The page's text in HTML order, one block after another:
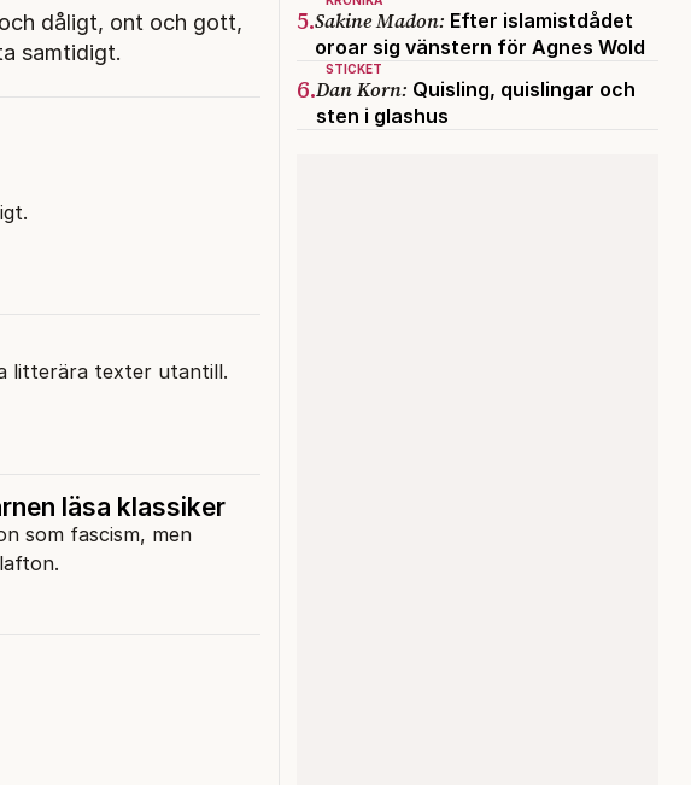
dåligt, ont och gott,
samtidigt.
litterära texter utantill.
läsa klassiker
som fascism, men
5.Sakine Madon: Efter islamistdådet
oroar sig vänstern för Agnes Wold
STICKET
6.Dan Korn: Quisling, quislingar och
sten i glashus